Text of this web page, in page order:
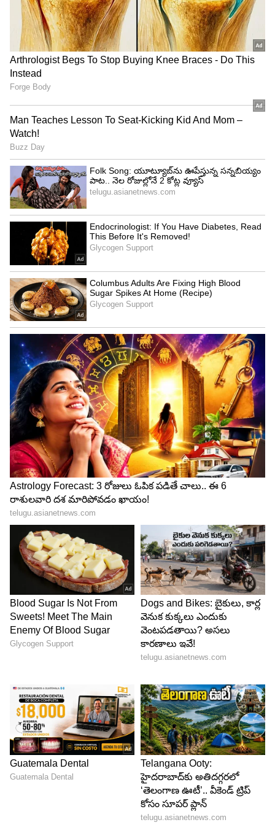
5
మనం వస్తామని తెలిసే రాత్రికి రాత్రి వెళ్లిపోయారు డాక్టర్
బాబు అంటూ ఇల్లు అంత వెతుకుతారు.. అక్కడే శౌర్య
మెచ్యూర్ ఫంక్షన్ ఫోటో చూసి షాక్ అవుతారు. నా శౌర్య
డాక్టర్ బాబు ఇక్కడే ఉందని చెప్పను కదా అని వంటలక్క
కన్నీళ్లు పెడుతుంది. ఆ మాటలు విన్న డాక్టర్ బాబు గతంలో
జరిగినవి అన్ని గుర్తు చేసుకుంటారు. నువ్వు బట్టలు నగలు
కొనిచ్చేసరికి వాళ్ళు శౌర్యను తీసుకెళ్లిపోయారు అని డాక్టర్
బాబు అంటాడు. వంటలక్క ఆగకుండా కన్నీళ్లు పెడుతూ
ఇంద్రుడు, చంద్రమ్మ చేసిన పనులు గుర్తు తెచ్చుకొని తప్పు
చేశానంటూ బాధ పడుతుంది.
4
5
నువ్వు ఏం తప్పు చెయ్యలేదు.. డాక్టర్ బాబు దైర్యం చెప్తాడు.
ఇప్పుడు వాళ్ళను ఎక్కడని వెతకాలి అని బాధ పడితే నేను
సీన్ లో ఇంద్రుడు, చంద్రమ్మ, శౌర్య ముగ్గురు ఆటోలో
వెళ్తారు. అమ్మానాన్నను వెతుకుతాం కదా అని శౌర్య అంటే
ఖచ్చితంగా వెతుకుతాం అని అంటారు. మరో సీన్ లో
వంటలక్క గుడిలో ఇంద్రుడు, చంద్రమ్మ సీన్స్ అన్ని గుర్తు
తెచ్చుకొని గుడిలో గంటలు కొడుతూనే ఉంటుంది. ఇంటికి
పద దీప అని డాక్టర్ బాబు చెప్పిన నేను తప్పు చేశాను
డాక్టర్ బాబు అంటూ కన్నీళ్లు పెడుతుంది. దాదాపు ఒక
పదినిమిషాలు పాటు అవే సీన్స్, అవే ఏడుపులు.